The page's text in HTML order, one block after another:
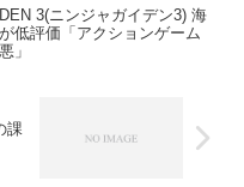
3(ニンジャガイデン3) 海
低評価「アクションゲーム
」
課